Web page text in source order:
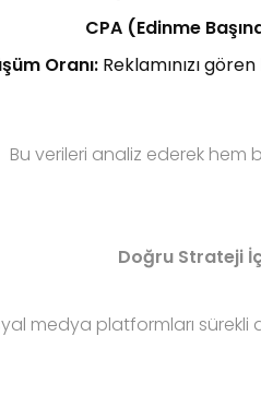
CPA (Edinme
Oranı: Reklamınızı
Bu verileri analiz ederek hem
Doğru Strateji
medya platformları sürekli